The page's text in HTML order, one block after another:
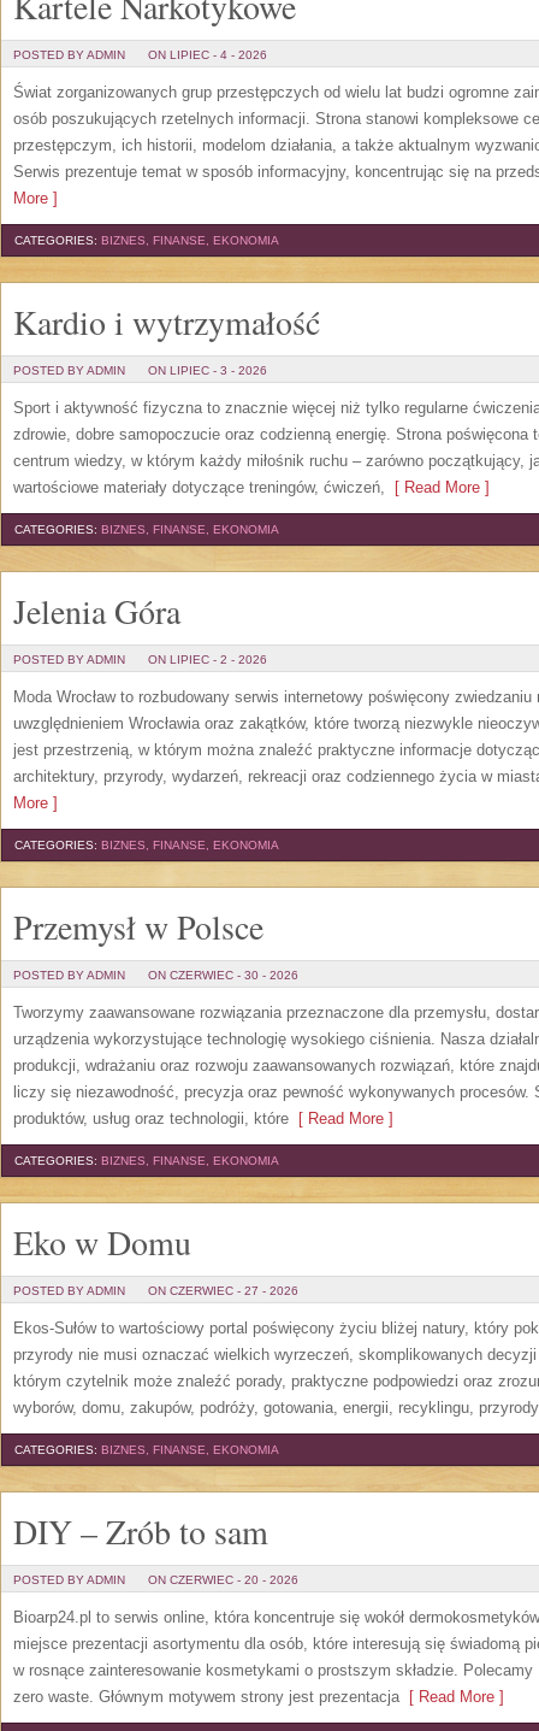
POSTED BY ADMIN ON LIPIEC - 4 - 2026
Świat zorganizowanych grup przestępczych od wielu lat budzi ogromne
osób poszukujących rzetelnych informacji. Strona stanowi kompleksowe
przestępczym, ich historii, modelom działania, a także aktualnym
Serwis prezentuje temat w sposób informacyjny, koncentrując się na
More ]
CATEGORIES: BIZNES, FINANSE, EKONOMIA
Kardio i wytrzymałość
POSTED BY ADMIN ON LIPIEC - 3 - 2026
Sport i aktywność fizyczna to znacznie więcej niż tylko regularne
zdrowie, dobre samopoczucie oraz codzienną energię. Strona poświęcona
centrum wiedzy, w którym każdy miłośnik ruchu – zarówno początkujący,
wartościowe materiały dotyczące treningów, ćwiczeń, [ Read More ]
CATEGORIES: BIZNES, FINANSE, EKONOMIA
Jelenia Góra
POSTED BY ADMIN ON LIPIEC - 2 - 2026
Moda Wrocław to rozbudowany serwis internetowy poświęcony
uwzględnieniem Wrocławia oraz zakątków, które tworzą niezwykle
jest przestrzenią, w którym można znaleźć praktyczne informacje
architektury, przyrody, wydarzeń, rekreacji oraz codziennego życia w
More ]
CATEGORIES: BIZNES, FINANSE, EKONOMIA
Przemysł w Polsce
POSTED BY ADMIN ON CZERWIEC - 30 - 2026
Tworzymy zaawansowane rozwiązania przeznaczone dla przemysłu,
urządzenia wykorzystujące technologię wysokiego ciśnienia. Nasza
produkcji, wdrażaniu oraz rozwoju zaawansowanych rozwiązań, które
liczy się niezawodność, precyzja oraz pewność wykonywanych procesów.
produktów, usług oraz technologii, które [ Read More ]
CATEGORIES: BIZNES, FINANSE, EKONOMIA
Eko w Domu
POSTED BY ADMIN ON CZERWIEC - 27 - 2026
Ekos-Sułów to wartościowy portal poświęcony życiu bliżej natury, który
przyrody nie musi oznaczać wielkich wyrzeczeń, skomplikowanych
którym czytelnik może znaleźć porady, praktyczne podpowiedzi oraz
wyborów, domu, zakupów, podróży, gotowania, energii, recyklingu,
CATEGORIES: BIZNES, FINANSE, EKONOMIA
DIY – Zrób to sam
POSTED BY ADMIN ON CZERWIEC - 20 - 2026
Bioarp24.pl to serwis online, która koncentruje się wokół
miejsce prezentacji asortymentu dla osób, które interesują się świadomą
w rosnące zainteresowanie kosmetykami o prostszym składzie. Polecamy
zero waste. Głównym motywem strony jest prezentacja[ Read More ]